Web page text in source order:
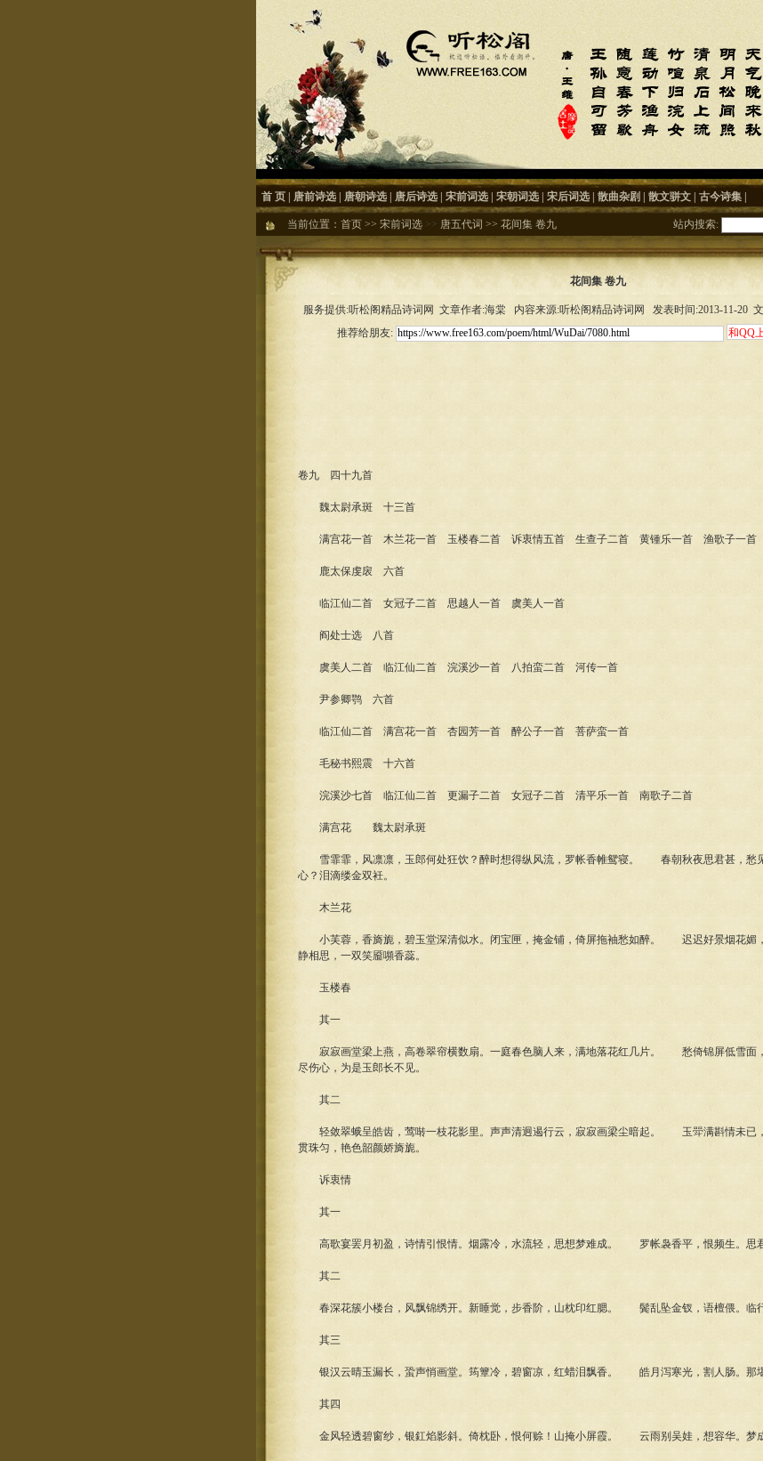
首 页 唐前诗选 唐朝诗选 唐后诗选 宋前词选 宋朝词选 宋后词选 散曲杂剧 散文骈文 古今诗集
当前位置： 首页 >> 宋前词选 >> 唐五代词 >> 花间集 卷九 站内搜索:
花间集 卷九
服务提供:听松阁精品诗词网 文章作者:海棠 内容来源:听松阁精品诗词网 发表时间:2013-11-20
推荐给朋友:
卷九 四十九首
魏太尉承斑 十三首
满宫花一首 木兰花一首 玉楼春二首 诉衷情五首 生查子二首 黄锺乐一首 渔歌子一首
鹿太保虔扆 六首
临江仙二首 女冠子二首 思越人一首 虞美人一首
阎处士选 八首
虞美人二首 临江仙二首 浣溪沙一首 八拍蛮二首 河传一首
尹参卿鹗 六首
临江仙二首 满宫花一首 杏园芳一首 醉公子一首 菩萨蛮一首
毛秘书熙震 十六首
浣溪沙七首 临江仙二首 更漏子二首 女冠子二首 清平乐一首 南歌子二首
满宫花 魏太尉承斑
雪霏霏，风凛凛，玉郎何处狂饮？醉时想得纵风流，罗帐香帷鸳寝。 春朝秋夜思君甚，愁
心？泪滴缕金双衽。
木兰花
小芙蓉，香旖旎，碧玉堂深清似水。闭宝匣，掩金铺，倚屏拖袖愁如醉。 迟迟好景烟花媚
静相思，一双笑靥嚬香蕊。
玉楼春
其一
寂寂画堂梁上燕，高卷翠帘横数扇。一庭春色脑人来，满地落花红几片。 愁倚锦屏低雪面，
尽伤心，为是玉郎长不见。
其二
轻敛翠蛾呈皓齿，莺啭一枝花影里。声声清迥遏行云，寂寂画梁尘暗起。 玉斝满斟情未已
贯珠匀，艳色韶颜娇旖旎。
诉衷情
其一
高歌宴罢月初盈，诗情引恨情。烟露冷，水流轻，思想梦难成。 罗帐袅香平，恨频生。思君
其二
春深花簇小楼台，风飘锦绣开。新睡觉，步香阶，山枕印红腮。 鬓乱坠金钗，语檀偎。临行
其三
银汉云晴玉漏长，蛩声悄画堂。筠簟冷，碧窗凉，红蜡泪飘香。 皓月泻寒光，割人肠。那
其四
金风轻透碧窗纱，银釭焰影斜。倚枕卧，恨何赊！山掩小屏霞。 云雨别吴娃，想容华。梦成